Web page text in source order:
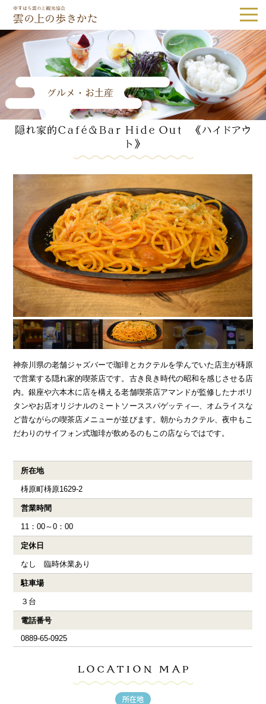
Tel.0889-65-1187
グルメ・お土産
宿泊
体験予約 アクセス
ENGLISH 繁体字
お問合せ
ゆすはら雲の上観光協会｜雲の上の歩き
グルメ・お土産
隠れ家的Café＆Bar Hide Out 《ハイドアウ
ト》
神奈川県の老舗ジャズバーで珈琲とカクテルを学んでいた店主が梼原
で営業する隠れ家的喫茶店です。古き良き時代の昭和を感じさせる店
内。銀座や六本木に店を構える老舗喫茶店アマンドが監修したナポリ
タンやお店オリジナルのミートソーススパゲッティ―、オムライスな
ど昔ながらの喫茶店メニューが並びます。朝からカクテル、夜中もこ
だわりのサイフォン式珈琲が飲めるのもこの店ならではです。
所在地
梼原町梼原1629-2
営業時間
11：00～0：00
定休日
なし 臨時休業あり
駐車場
３台
電話番号
0889-65-0925
LOCATION MAP
所在地